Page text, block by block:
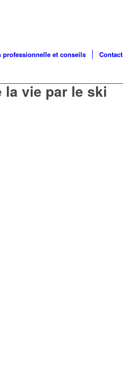
professionnelle et conseils Contact
vie par le ski